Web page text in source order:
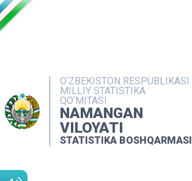
O‘ZBEKISTON RESPUBLIKASI
MILLIY STATISTIKA
QO‘MITASI
NAMANGAN
VILOYATI
STATISTIKA BOSHQARMASI
NASHRLAR
INTERAKTIV XIZMATLAR
MATBUOT XIZMATI
MUROJAATLAR